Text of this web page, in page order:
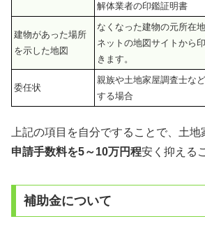
解体業者の印鑑証明書
建物があった場所
を示した地図
なくなった建物の元所在
ネットの地図サイトから
きます。
委任状
親族や土地家屋調査士な
する場合
上記の項目を自分ですることで、土
申請手数料を5～10万円程安く抑える
補助金について